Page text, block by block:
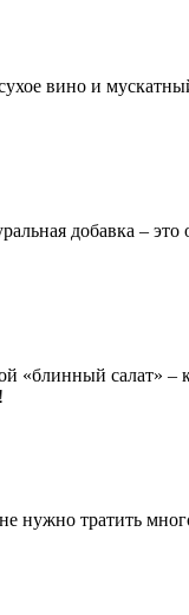
вино и
добавка –
«блинный салат»
нужно тратить